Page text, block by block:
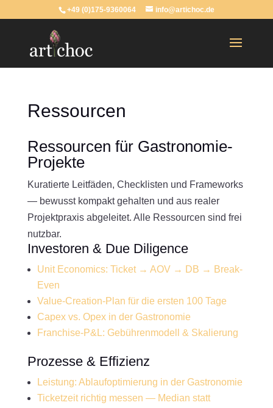
+49 (0)175-9360064 info@artichoc.de
Ressourcen
Ressourcen für Gastronomie-
Projekte
Kuratierte Leitfäden, Checklisten und Frameworks
— bewusst kompakt gehalten und aus realer
Projektpraxis abgeleitet. Alle Ressourcen sind frei
nutzbar.
Investoren & Due Diligence
Unit Economics: Ticket → AOV → DB → Break-
Even
Value-Creation-Plan für die ersten 100 Tage
Capex vs. Opex in der Gastronomie
Franchise-P&L: Gebührenmodell & Skalierung
Prozesse & Effizienz
Leistung: Ablaufoptimierung in der Gastronomie
Ticketzeit richtig messen — Median statt